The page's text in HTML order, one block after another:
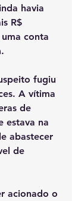
havia
R$
conta
fugiu
A vítima
de
estava na
abastecer
de
acionado o